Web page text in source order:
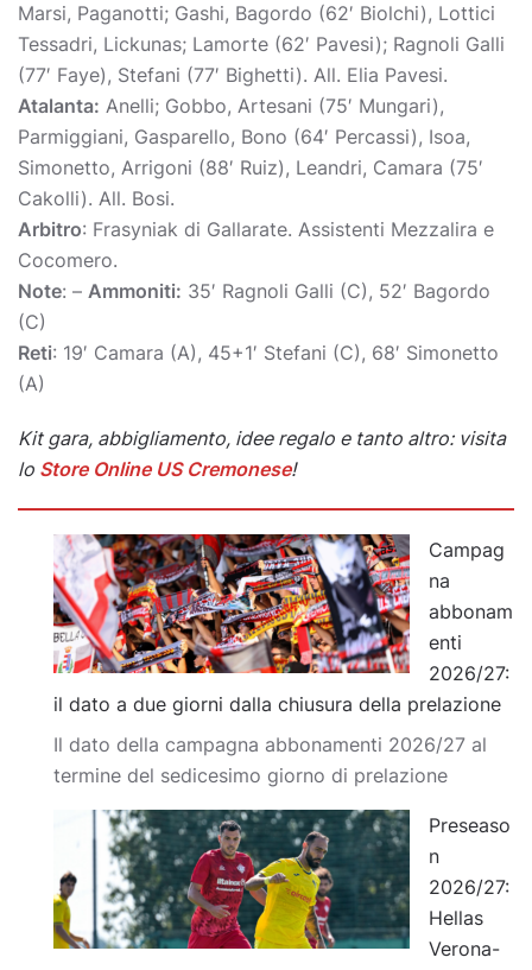
Marsi, Paganotti; Gashi, Bagordo (62′ Biolchi), Lottici
Tessadri, Lickunas; Lamorte (62′ Pavesi); Ragnoli Galli
(77′ Faye), Stefani (77′ Bighetti). All. Elia Pavesi.
Atalanta: Anelli; Gobbo, Artesani (75′ Mungari),
Parmiggiani, Gasparello, Bono (64′ Percassi), Isoa,
Simonetto, Arrigoni (88′ Ruiz), Leandri, Camara (75′
Cakolli). All. Bosi.
Arbitro: Frasyniak di Gallarate. Assistenti Mezzalira e
Cocomero.
Note: – Ammoniti: 35′ Ragnoli Galli (C), 52′ Bagordo
(C)
Reti: 19′ Camara (A), 45+1′ Stefani (C), 68′ Simonetto
(A)
Kit gara, abbigliamento, idee regalo e tanto altro: visita
lo Store Online US Cremonese!
Campag
na
abbonam
enti
2026/27:
il dato a due giorni dalla chiusura della prelazione
Il dato della campagna abbonamenti 2026/27 al
termine del sedicesimo giorno di prelazione
Preseaso
n
2026/27:
Hellas
Verona-